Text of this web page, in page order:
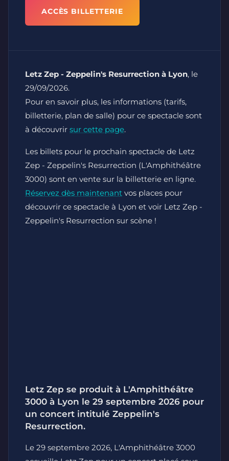
ACCÈS BILLETTERIE
Letz Zep - Zeppelin's Resurrection à Lyon, le
29/09/2026.
Pour en savoir plus, les informations (tarifs,
billetterie, plan de salle) pour ce spectacle sont
à découvrir sur cette page.
Les billets pour le prochain spectacle de Letz
Zep - Zeppelin's Resurrection (L'Amphithéâtre
3000) sont en vente sur la billetterie en ligne.
Réservez dès maintenant vos places pour
découvrir ce spectacle à Lyon et voir Letz Zep -
Zeppelin's Resurrection sur scène !
Letz Zep se produit à L'Amphithéâtre
3000 à Lyon le 29 septembre 2026 pour
un concert intitulé Zeppelin's
Resurrection.
Le 29 septembre 2026, L'Amphithéâtre 3000